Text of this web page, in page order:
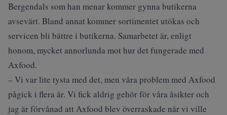
Bergendals som han menar kommer gynna butikerna
avsevärt. Bland annat kommer sortimentet utökas och
servicen bli bättre i butikerna. Samarbetet är, enligt
honom, mycket annorlunda mot hur det fungerade med
Axfood.
– Vi var lite tysta med det, men våra problem med Axfood
pågick i flera år. Vi fick aldrig gehör för våra åsikter och
jag är förvånad att Axfood blev överraskade när vi ville